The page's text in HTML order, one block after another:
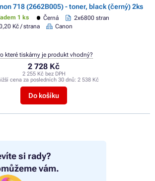
si rady?
vám.
718 (2662B005) - toner, black (černý) 2ks
1 ks Černá
2x6800 stran
Kč / strana
Canon
2 728 Kč
2 255 Kč bez DPH
cena za posledních 30 dnů: 2 538 Kč
Do košíku
které tiskárny je produkt vhodný?